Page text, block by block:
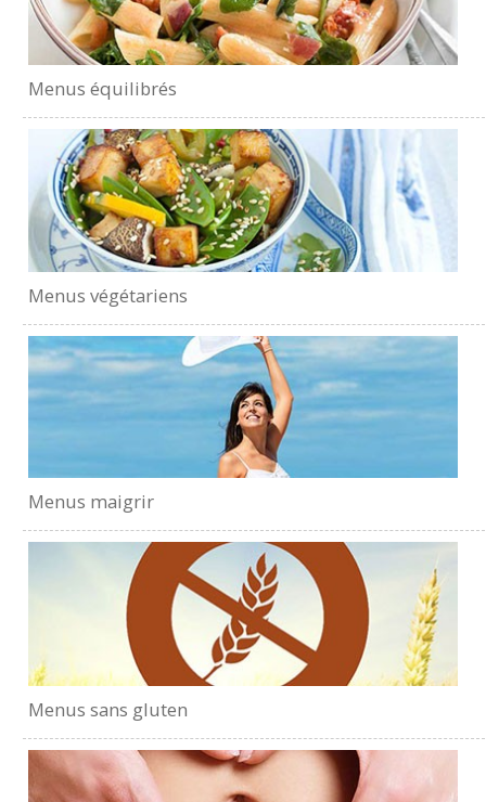
Menus équilibrés
Menus végétariens
Menus maigrir
Menus sans gluten